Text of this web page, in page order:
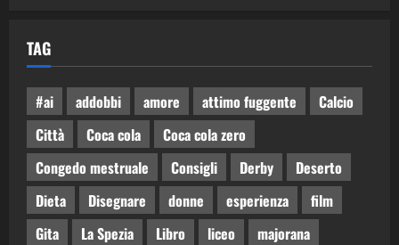
TAG
#ai addobbi amore attimo fuggente
Calcio
Città
Coca cola
Coca cola zero
Congedo mestruale
Consigli Derby
Deserto
Dieta
Disegnare donne esperienza
film
Gita
La Spezia Libro liceo
majorana